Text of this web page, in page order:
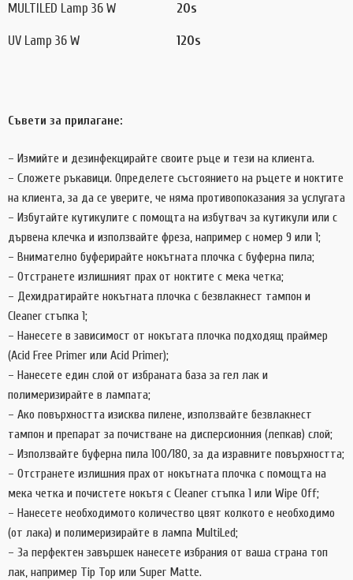
MULTILED Lamp 36 W 20s
UV Lamp 36 W 120s
Съвети за прилагане:
– Измийте и дезинфекцирайте своите ръце и тези на клиента.
– Сложете ръкавици. Определете състоянието на ръцете и ноктите
на клиента, за да се уверите, че няма противопоказания за услугата
– Избутайте кутикулите с помощта на избутвач за кутикули или с
дървена клечка и използвайте фреза, например с номер 9 или 1;
– Внимателно буферирайте нокътната плочка с буферна пила;
– Отстранете излишният прах от ноктите с мека четка;
– Дехидратирайте нокътната плочка с безвлакнест тампон и
Cleaner стъпка 1;
– Нанесете в зависимост от нокътата плочка подходящ праймер
(Acid Free Primer или Acid Primer);
– Нанесете един слой от избраната база за гел лак и
полимеризирайте в лампата;
– Ако повърхността изисква пилене, използвайте безвлакнест
тампон и препарат за почистване на дисперсионния (лепкав) слой;
– Използвайте буферна пила 100/180, за да изравните повърхността;
– Отстранете излишния прах от нокътната плочка с помощта на
мека четка и почистете нокътя с Cleaner стъпка 1 или Wipe Off;
– Нанесете необходимото количество цвят колкото е необходимо
(от лака) и полимеризирайте в лампа MultiLed;
– За перфектен завършек нанесете избрания от ваша страна топ
лак, например Tip Top или Super Matte.